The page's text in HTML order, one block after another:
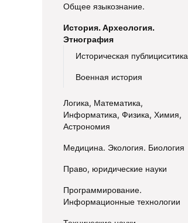
Общее языкознание.
История. Археология.
Этнография
Историческая публициситика
Военная история
Логика, Математика,
Информатика, Физика, Химия,
Астрономия
Медицина. Экология. Биология
Право, юридические науки
Программирование.
Информационные технологии